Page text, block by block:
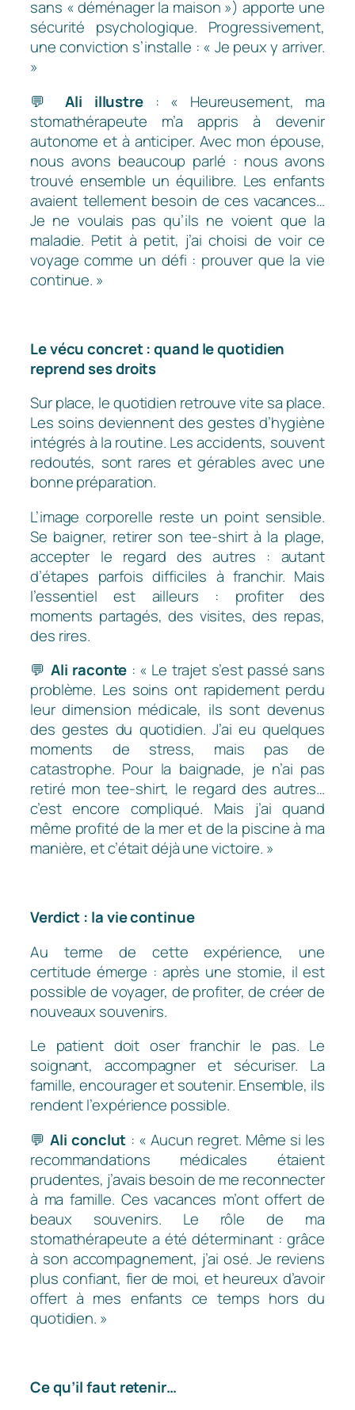
sans « déménager la maison ») apporte une
sécurité psychologique. Progressivement,
une conviction s’installe : « Je peux y arriver.
»
💬Ali illustre: « Heureusement, ma
stomathérapeute m’a appris à devenir
autonome et à anticiper. Avec mon épouse,
nous avons beaucoup parlé : nous avons
trouvé ensemble un équilibre. Les enfants
avaient tellement besoin de ces vacances…
Je ne voulais pas qu’ils ne voient que la
maladie. Petit à petit, j’ai choisi de voir ce
voyage comme un défi : prouver que la vie
continue. »
Le vécu concret : quand le quotidien
reprend ses droits
Sur place, le quotidien retrouve vite sa place.
Les soins deviennent des gestes d’hygiène
intégrés à la routine. Les accidents, souvent
redoutés, sont rares et gérables avec une
bonne préparation.
L’image corporelle reste un point sensible.
Se baigner, retirer son tee-shirt à la plage,
accepter le regard des autres : autant
d’étapes parfois difficiles à franchir. Mais
l’essentiel est ailleurs : profiter des
moments partagés, des visites, des repas,
des rires.
💬 Ali raconte : « Le trajet s’est passé sans
problème. Les soins ont rapidement perdu
leur dimension médicale, ils sont devenus
des gestes du quotidien. J’ai eu quelques
moments de stress, mais pas de
catastrophe. Pour la baignade, je n’ai pas
retiré mon tee-shirt, le regard des autres…
c’est encore compliqué. Mais j’ai quand
même profité de la mer et de la piscine à ma
manière, et c’était déjà une victoire. »
Verdict : la vie continue
Au terme de cette expérience, une
certitude émerge : après une stomie, il est
possible de voyager, de profiter, de créer de
nouveaux souvenirs.
Le patient doit oser franchir le pas. Le
soignant, accompagner et sécuriser. La
famille, encourager et soutenir. Ensemble, ils
rendent l’expérience possible.
💬Ali conclut : « Aucun regret. Même si les
recommandations médicales étaient
prudentes, j’avais besoin de me reconnecter
à ma famille. Ces vacances m’ont offert de
beaux souvenirs. Le rôle de ma
stomathérapeute a été déterminant : grâce
à son accompagnement, j’ai osé. Je reviens
plus confiant, fier de moi, et heureux d’avoir
offert à mes enfants ce temps hors du
quotidien. »
Ce qu’il faut retenir…